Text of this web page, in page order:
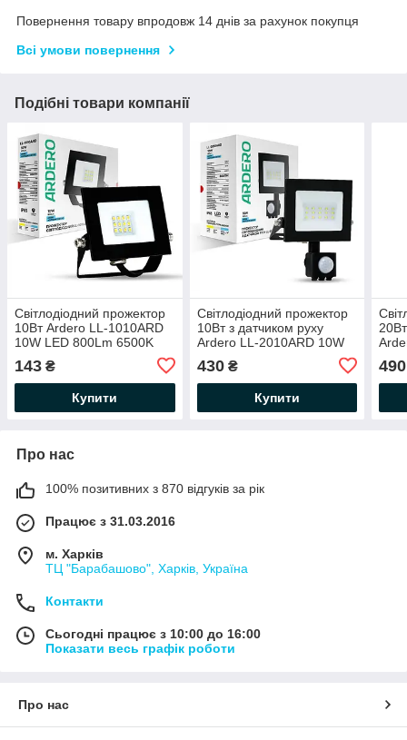
Повернення товару впродовж 14 днів за рахунок покупця
Всі умови повернення
Подібні товари компанії
Світлодіодний прожектор
10Вт Ardero LL-1010ARD
10W LED 800Lm 6500K
104х92х21мм IP65 чорний
143 ₴
Купити
Світлодіодний прожектор
10Вт з датчиком руху
Ardero LL-2010ARD 10W
145х126х71мм IP65
чорний
430₴
Купити
490
Про нас
100% позитивних з 870 відгуків за рік
Працює з 31.03.2016
м. Харків
ТЦ "Барабашово", Харків, Україна
Контакти
Сьогодні працює з 10:00 до 16:00
Показати весь графік роботи
Про нас